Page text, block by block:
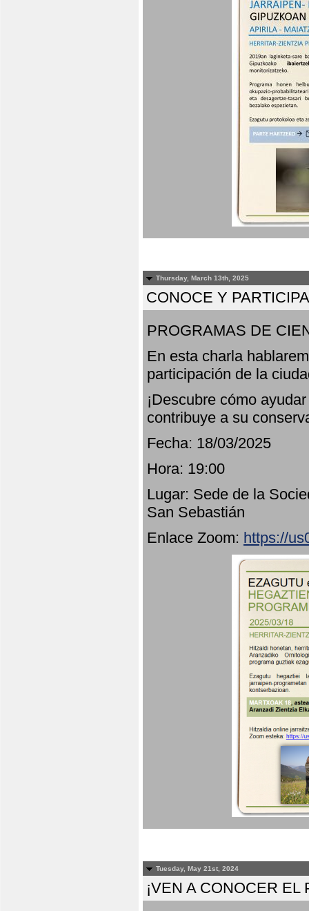
Thursday, March 13th, 2025
CONOCE Y
PROGRAMAS DE
En esta charla
participación de la
¡Descubre cómo
contribuye a su
Fecha: 18/03/2025
Hora: 19:00
Lugar: Sede de la
San Sebastián
Enlace Zoom: https://
Tuesday, May 21st, 2024
¡VEN A CONOCER